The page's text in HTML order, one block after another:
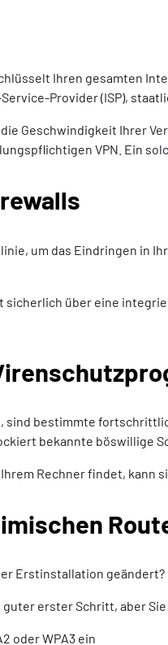
Ihren gesamten
Provider (ISP),
Geschwindigkeit Ihrer
VPN. Ein
um das Eindringen in
über eine
sind bestimmte
bekannte böswillige
Rechner findet,
Erstinstallation geändert?
erster Schritt, aber
oder WPA3 ein